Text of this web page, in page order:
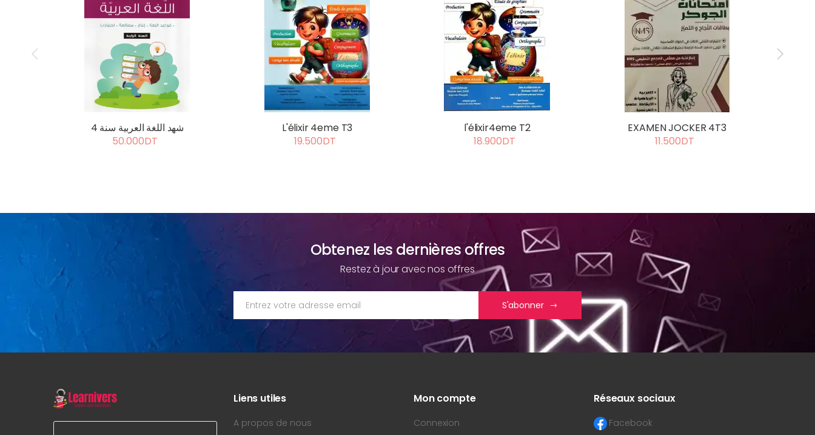
شهد اللغة العربية سنة 4
50.000DT
L'élixir 4eme T3
19.500DT
l'élixir4eme T2
18.900DT
EXAMEN JOCKER 4T3
11.500DT
Obtenez les dernières offres
Restez à jour avec nos offres
S'abonner
Liens utiles
A propos de nous
Mon compte
Connexion
Réseaux sociaux
Facebook